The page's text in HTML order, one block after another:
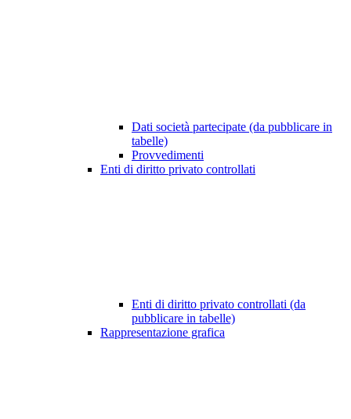
Dati società partecipate (da pubblicare in
tabelle)
Provvedimenti
Enti di diritto privato controllati
Enti di diritto privato controllati (da
pubblicare in tabelle)
Rappresentazione grafica